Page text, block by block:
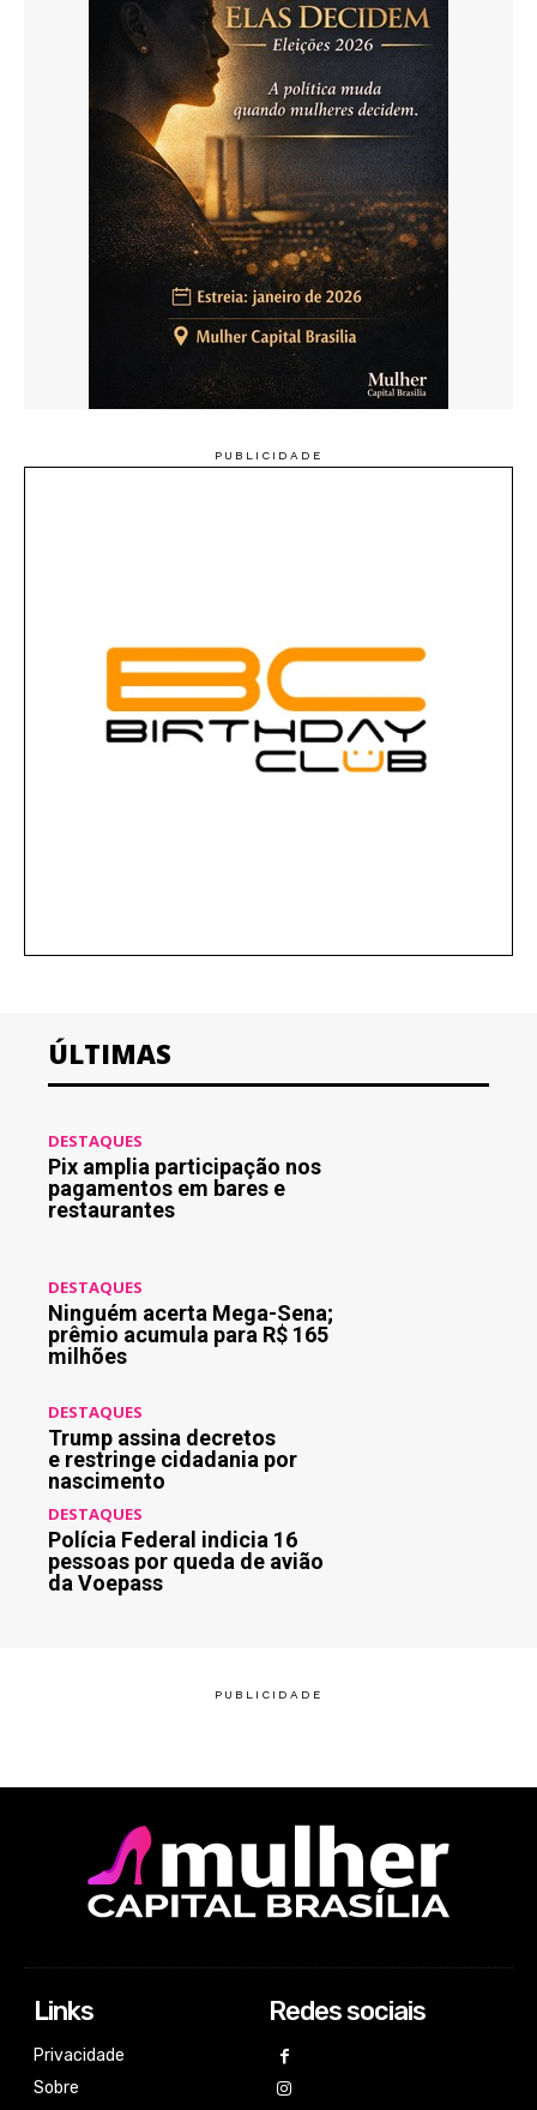
ÚLTIMAS
DESTAQUES
Pix amplia participação nos
pagamentos em bares e
restaurantes
DESTAQUES
Ninguém acerta Mega-Sena;
prêmio acumula para R$ 165
milhões
DESTAQUES
Trump assina decretos
e restringe cidadania por
nascimento
DESTAQUES
Polícia Federal indicia 16
pessoas por queda de avião
da Voepass
Links
Privacidade
Sobre
Redes sociais